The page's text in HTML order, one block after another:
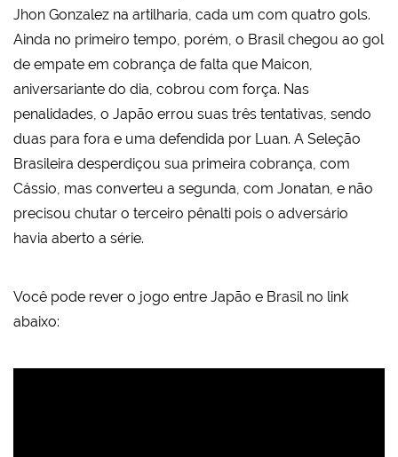
Jhon Gonzalez na artilharia, cada um com quatro gols.
Ainda no primeiro tempo, porém, o Brasil chegou ao gol
de empate em cobrança de falta que Maicon,
aniversariante do dia, cobrou com força. Nas
penalidades, o Japão errou suas três tentativas, sendo
duas para fora e uma defendida por Luan. A Seleção
Brasileira desperdiçou sua primeira cobrança, com
Cássio, mas converteu a segunda, com Jonatan, e não
precisou chutar o terceiro pênalti pois o adversário
havia aberto a série.
Você pode rever o jogo entre Japão e Brasil no link
abaixo: